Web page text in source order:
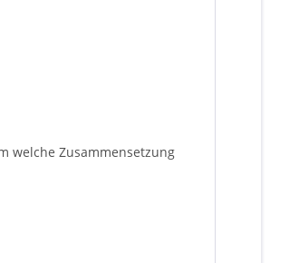
welche Zusammensetzung